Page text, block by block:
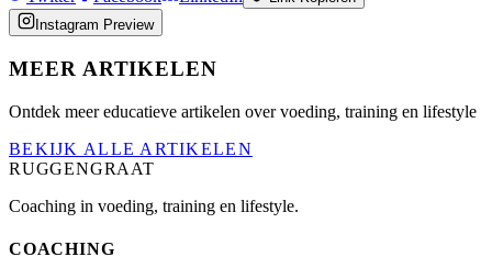
Instagram Preview
MEER ARTIKELEN
Ontdek meer educatieve artikelen over voeding, training en lifestyle
BEKIJK ALLE ARTIKELEN
RUGGENGRAAT
Coaching in voeding, training en lifestyle.
COACHING